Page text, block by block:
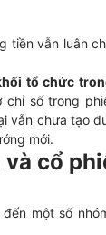
tiền vẫn luân
tổ chức
chỉ số trong
vẫn chưa tạo
mới.
cổ
một số